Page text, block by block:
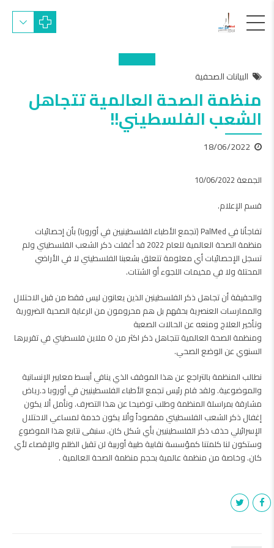
البيانات الصحفية
منظمة الصحة العالمية تتجاهل
الشعب الفلسطيني!!
18/06/2022
الجمعة 10/06/2022
قسم الإعلام.
تفاجأنا في PalMed (تجمع الأطباء الفلسطينيين في أوروبا) بأن إحصائيات
منظمة الصحة العالمية للعام 2022 قد أغفلت ذكر الشعب الفلسطيني ولم
تسجل الإحصائيات أي معلومة تتعلق بشعبنا الفلسطيني لا في الأراضي
المحتلة ولا في مخيمات اللجوء أو الشتات.
والحقيقة أن تجاهل ذكر الفلسطينين الذين يعانون ليس فقط من قبل الاحتلال
والممارسات العنصرية بحقهم بل هم محرومون من الرعاية الصحية الضرورية
وتأخير العلاج ومنعه عن الحالات الصعبة
ومنظمة الصحة العالمية تتجاهل ذكر اكثر من ٥ ملاين فلسطيني في تقريرها
السنوي عن الوضع الصحي.
نطالب المنظمة بالتراجع عن هذا الموقف الذي ينافي أبسط معايير الإنسانية
والموضوعية. ولقد قام رئيس تجمع الأطباء الفلسطينيين في أوروبا د.رياض
مشارقة بمراسلة المنظمة وطلب توضيحا عن هذا التصرف. ونأمل ألا يكون
إغفال ذكر الشعب الفلسطيني مقصوداً وألا يكون خدمة لمساعي الاحتلال
الإسرائيلي حذف ذكر الفلسطينيين بأي شكل كان. سنبقى نتابع هذا الموضوع
وستكون لنا كلمتنا كمؤسسة نقابية طبية أوربية لن تقبل الظلم والإقصاء لأي
كان. وخاصة من منظمة عالمية بحجم منظمة الصحة العالمية .